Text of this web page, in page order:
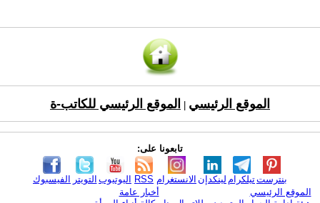
الموقع الرئيسي الموقع الرئيسي للكاتب-ة
تابعونا على:
الفيسبوك التويتر اليوتيوب RSS الانستغرام لينكدإن تيلكرامبنترست
الموقع الرئيسي
أخبار عامة